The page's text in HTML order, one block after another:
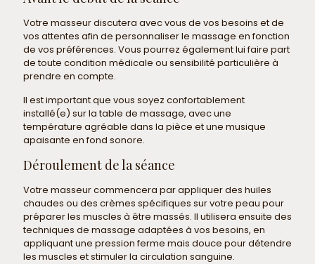
Votre masseur discutera avec vous de vos besoins et de
vos attentes afin de personnaliser le massage en fonction
de vos préférences. Vous pourrez également lui faire part
de toute condition médicale ou sensibilité particulière à
prendre en compte.
Il est important que vous soyez confortablement
installé(e) sur la table de massage, avec une
température agréable dans la pièce et une musique
apaisante en fond sonore.
Déroulement de la séance
Votre masseur commencera par appliquer des huiles
chaudes ou des crèmes spécifiques sur votre peau pour
préparer les muscles à être massés. Il utilisera ensuite des
techniques de massage adaptées à vos besoins, en
appliquant une pression ferme mais douce pour détendre
les muscles et stimuler la circulation sanguine.